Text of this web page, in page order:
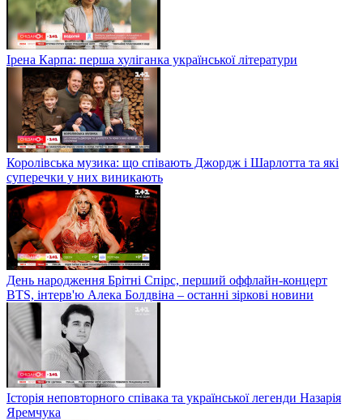
Ірена Карпа: перша хуліганка української літератури
Королівська музика: що співають Джордж і Шарлотта та які
суперечки у них виникають
День народження Брітні Спірс, перший оффлайн-концерт
BTS, інтерв'ю Алека Болдвіна – останні зіркові новини
Історія неповторного співака та української легенди Назарія
Яремчука